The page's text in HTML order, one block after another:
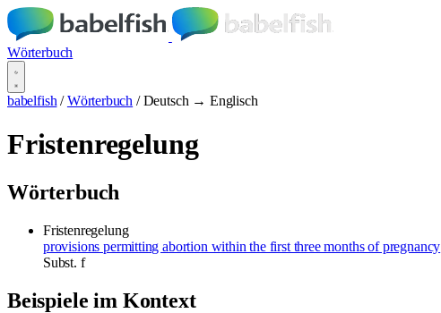
Wörterbuch
babelfish / Wörterbuch / Deutsch → Englisch
Fristenregelung
Wörterbuch
Fristenregelung
provisions permitting abortion within the first three months of pregnancy
Subst. f
Beispiele im Kontext